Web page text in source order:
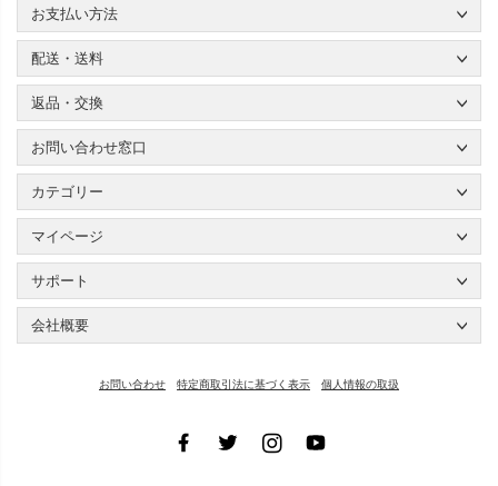
お支払い方法
配送・送料
返品・交換
お問い合わせ窓口
カテゴリー
マイページ
サポート
会社概要
お問い合わせ 特定商取引法に基づく表示 個人情報の取扱